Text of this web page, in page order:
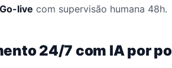
live com supervisão humana 48h.
24/7 com IA por